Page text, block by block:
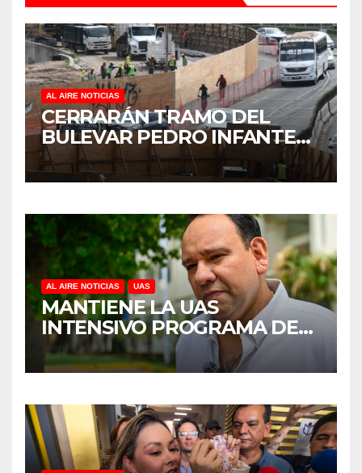
AL AIRE NOTICIAS
CERRARÁN TRAMO DEL
BULEVAR PEDRO INFANTE
PARA ACELERAR OBRAS
ANTES DEL REGRESO A
AL AIRE NOTICIAS UAS
MANTIENE LA UAS
INTENSIVO PROGRAMA DE
MANTENIMIENTO Y
REHABILITACIÓN EN SUS
DEL CICLO ESCOLAR 2026-
2027